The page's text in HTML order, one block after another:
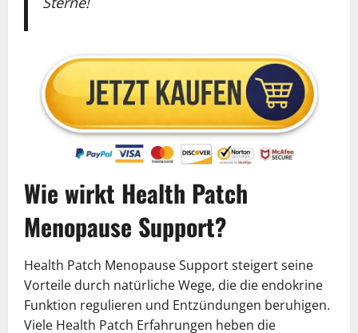
Wie wirkt Health Patch
Menopause Support?
Health Patch Menopause Support steigert seine
Vorteile durch natürliche Wege, die die endokrine
Funktion regulieren und Entzündungen beruhigen.
Viele Health Patch Erfahrungen heben die